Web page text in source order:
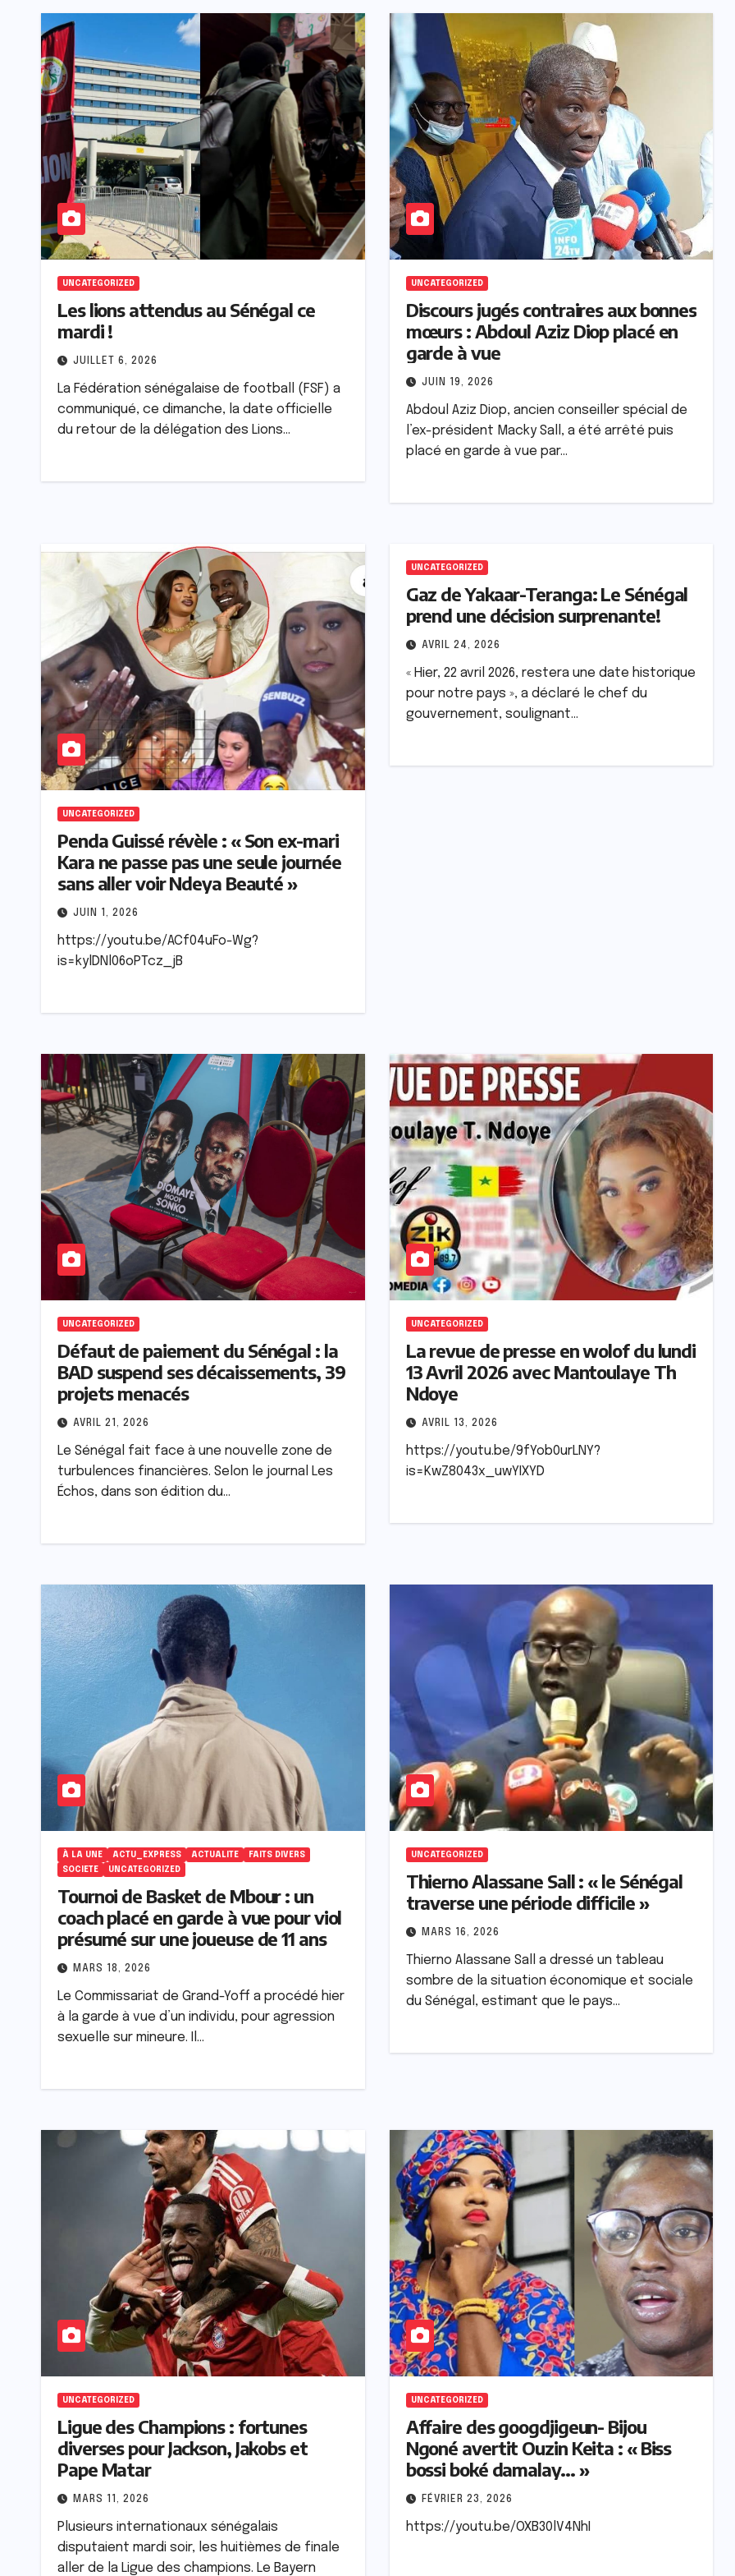
UNCATEGORIZED
Les lions attendus au Sénégal ce
mardi !
JUILLET 6, 2026
La Fédération sénégalaise de football (FSF) a
communiqué, ce dimanche, la date officielle
du retour de la délégation des Lions…
UNCATEGORIZED
Discours jugés contraires aux bonnes
mœurs : Abdoul Aziz Diop placé en
garde à vue
JUIN 19, 2026
Abdoul Aziz Diop, ancien conseiller spécial de
l’ex-président Macky Sall, a été arrêté puis
placé en garde à vue par…
UNCATEGORIZED
Penda Guissé révèle : « Son ex-mari
Kara ne passe pas une seule journée
sans aller voir Ndeya Beauté »
JUIN 1, 2026
https://youtu.be/ACf04uFo-Wg?
is=kylDNl06oPTcz_jB
UNCATEGORIZED
Gaz de Yakaar-Teranga: Le Sénégal
prend une décision surprenante!
AVRIL 24, 2026
« Hier, 22 avril 2026, restera une date historique
pour notre pays », a déclaré le chef du
gouvernement, soulignant…
UNCATEGORIZED
Défaut de paiement du Sénégal : la
BAD suspend ses décaissements, 39
projets menacés
AVRIL 21, 2026
Le Sénégal fait face à une nouvelle zone de
turbulences financières. Selon le journal Les
Échos, dans son édition du…
UNCATEGORIZED
La revue de presse en wolof du lundi
13 Avril 2026 avec Mantoulaye Th
Ndoye
AVRIL 13, 2026
https://youtu.be/9fYob0urLNY?
is=KwZ8043x_uwYIXYD
À LA UNE ACTU_EXPRESS ACTUALITE
FAITS DIVERS
SOCIETE
UNCATEGORIZED
Tournoi de Basket de Mbour : un
coach placé en garde à vue pour viol
présumé sur une joueuse de 11 ans
MARS 18, 2026
Le Commissariat de Grand-Yoff a procédé hier
à la garde à vue d’un individu, pour agression
sexuelle sur mineure. Il…
UNCATEGORIZED
Thierno Alassane Sall : « le Sénégal
traverse une période difficile »
MARS 16, 2026
Thierno Alassane Sall a dressé un tableau
sombre de la situation économique et sociale
du Sénégal, estimant que le pays…
UNCATEGORIZED
Ligue des Champions : fortunes
diverses pour Jackson, Jakobs et
Pape Matar
MARS 11, 2026
Plusieurs internationaux sénégalais
disputaient mardi soir, les huitièmes de finale
aller de la Ligue des champions. Le Bayern
UNCATEGORIZED
Affaire des googdjigeun- Bijou
Ngoné avertit Ouzin Keita : « Biss
bossi boké damalay… »
FÉVRIER 23, 2026
https://youtu.be/OXB30lV4NhI
À LA UNE ACTU_EXPRESS ACTUALITE
Thiès-Nord : une étudiante
de 23 ans interpellée après la
découverte de deux
nouveau-nés décédés à
Médina Fall
AOÛT 7, 2026
ACTUALITE ACTU_EXPRESS FAITS DIVERS SOCIETE
Aby Ndour inculpée pour
abus de biens sociaux et
placée sous liberté provisoire
AOÛT 6, 2026